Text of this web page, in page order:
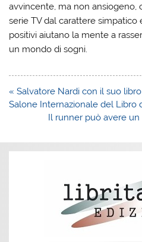
avvincente, ma non ansiogeno,
serie TV dal carattere simpatico
positivi aiutano la mente a
un mondo di sogni.
Navigazione
articoli
« Salvatore Nardi con il suo
Salone Internazionale del Libro
Il runner può avere